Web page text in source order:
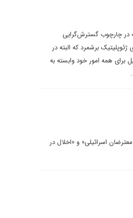
در چارچوب گسترش‌گرایی
رقابت‌های ژئوپلیتیک برشمرد که البته در
برای همه امور خود وابسته به
اسرائیلی» و «اخلال در